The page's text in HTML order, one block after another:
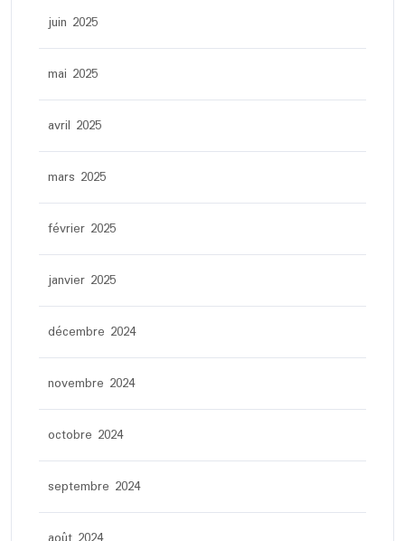
juin 2025
mai 2025
avril 2025
mars 2025
février 2025
janvier 2025
décembre 2024
novembre 2024
octobre 2024
septembre 2024